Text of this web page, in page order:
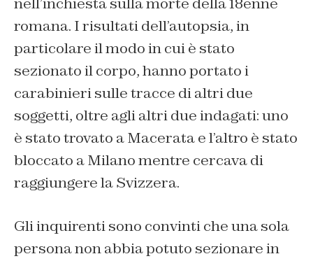
romana. I risultati dell’autopsia, in
particolare il modo in cui è stato
sezionato il corpo, hanno portato i
carabinieri sulle tracce di altri due
soggetti, oltre agli altri due indagati: uno
è stato trovato a Macerata e l’altro è stato
bloccato a Milano mentre cercava di
raggiungere la Svizzera.
Gli inquirenti sono convinti che una sola
persona non abbia potuto sezionare in